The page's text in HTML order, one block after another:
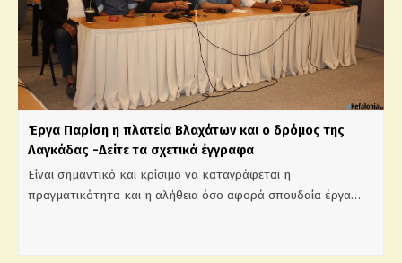
Έργα Παρίση η πλατεία Βλαχάτων και ο δρόμος της
Λαγκάδας -Δείτε τα σχετικά έγγραφα
Είναι σημαντικό και κρίσιμο να καταγράφεται η
πραγματικότητα και η αλήθεια όσο αφορά σπουδαία έργα…